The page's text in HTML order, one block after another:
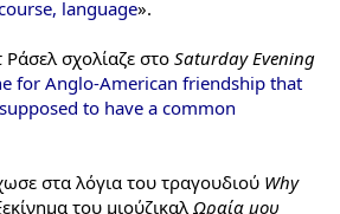
language».
σχολίαζε στο Saturday Evening
for Anglo-American friendship that
to have a common
στα λόγια του τραγουδιού Why
του μιούζικαλΩραία μου